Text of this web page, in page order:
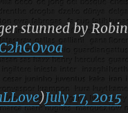
stunned by
)July 17, 2015